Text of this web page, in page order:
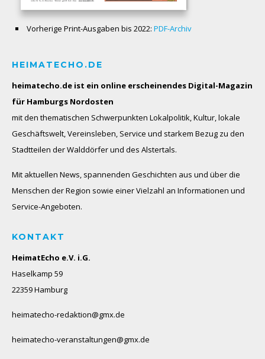
Vorherige Print-Ausgaben bis 2022: PDF-Archiv
HEIMATECHO.DE
heimatecho.de ist ein online erscheinendes Digital-Magazin
für Hamburgs Nordosten
mit den thematischen Schwerpunkten Lokalpolitik, Kultur, lokale
Geschäftswelt, Vereinsleben, Service und starkem Bezug zu den
Stadtteilen der Walddörfer und des Alstertals.
Mit aktuellen News, spannenden Geschichten aus und über die
Menschen der Region sowie einer Vielzahl an Informationen und
Service-Angeboten.
KONTAKT
HeimatEcho e.V. i.G.
Haselkamp 59
22359 Hamburg
heimatecho-redaktion@gmx.de
heimatecho-veranstaltungen@gmx.de